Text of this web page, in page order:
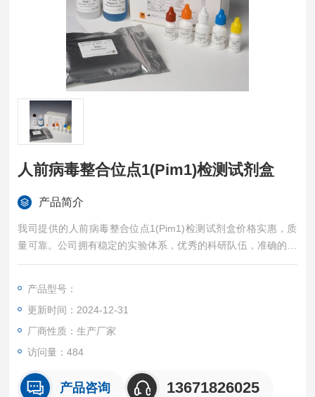
人前病毒整合位点1(Pim1)检测试剂盒
产品简介
我司提供的人前病毒整合位点1(Pim1)检测试剂盒价格实惠，质
量可靠。公司拥有稳定的实验体系，优秀的科研队伍，准确的实
验结果，是您值得信赖的合作伙伴，凡购买我司的试剂盒产品都
产品型号：
更新时间：2024-12-31
厂商性质：生产厂家
访问量：484
产品咨询 13671826025